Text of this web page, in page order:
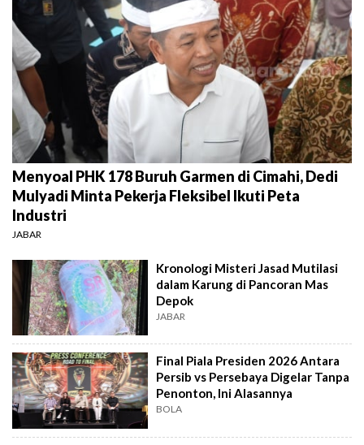
Menyoal PHK 178 Buruh Garmen di Cimahi, Dedi
Mulyadi Minta Pekerja Fleksibel Ikuti Peta
Industri
JABAR
Kronologi Misteri Jasad Mutilasi
dalam Karung di Pancoran Mas
Depok
JABAR
Final Piala Presiden 2026 Antara
Persib vs Persebaya Digelar Tanpa
Penonton, Ini Alasannya
BOLA